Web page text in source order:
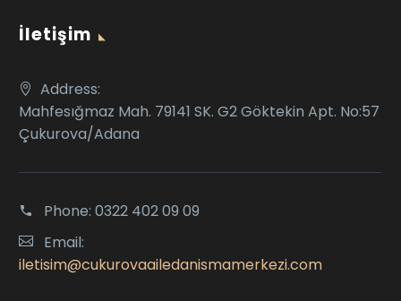
İletişim
Address:
Mahfesığmaz Mah. 79141 SK. G2 Göktekin Apt. No:57
Çukurova/Adana
Phone: 0322 402 09 09
Email:
iletisim@cukurovaailedanismamerkezi.com